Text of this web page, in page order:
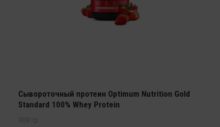
Сывороточный протеин Optimum Nutrition Gold
Standard 100% Whey Protein
909 гр